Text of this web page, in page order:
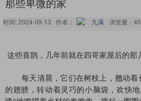
那些卑微的家
时间: 2024-09-13 作者： 九满 浏览量：
这些喜鹊，几年前就在四哥家屋后的那
每天清晨，它们在树枝上，翘动
的翅膀，转动着灵巧的小脑袋，欢快